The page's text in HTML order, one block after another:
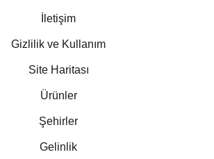
İletişim
Gizlilik ve Kullanım
Site Haritası
Ürünler
Şehirler
Gelinlik